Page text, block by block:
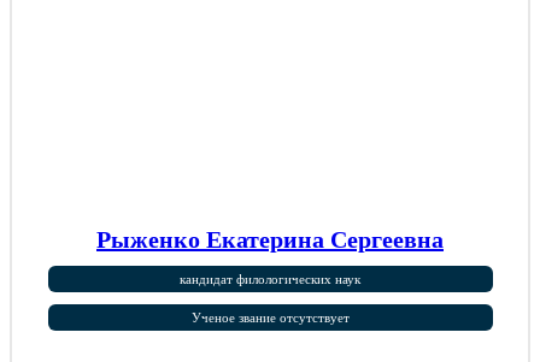
Рыженко Екатерина Сергеевна
кандидат филологических наук
Ученое звание отсутствует